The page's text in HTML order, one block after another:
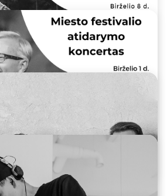
| Nijolė Narmontaitė „Bučinys